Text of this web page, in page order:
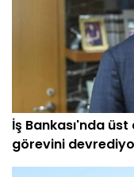
İş Bankası'nda
görevini